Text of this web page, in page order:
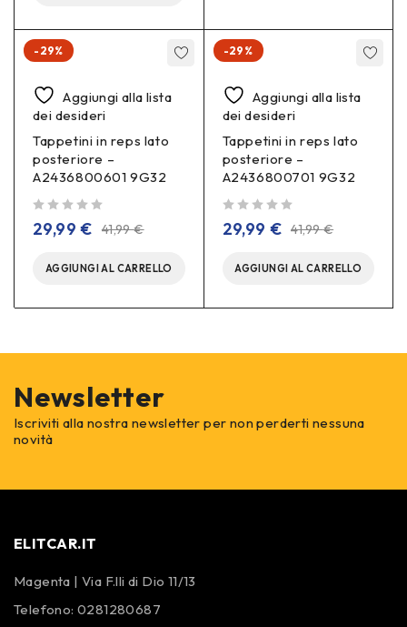
-29%
Aggiungi alla lista
dei desideri
Tappetini in reps lato
posteriore –
A2436800601 9G32
41,99€
29,99€
AGGIUNGI AL CARRELLO
-29%
Aggiungi alla lista
dei desideri
Tappetini in reps lato
posteriore –
A2436800701 9G32
41,99€
29,99 €
AGGIUNGI AL CARRELLO
Newsletter
Iscriviti alla nostra newsletter per non perderti nessuna
novità
ELITCAR.IT
Magenta | Via F.lli di Dio 11/13
Telefono:0281280687